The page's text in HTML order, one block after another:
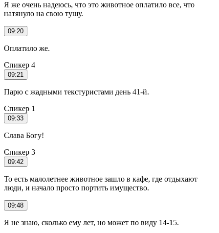
Я же очень надеюсь, что это животное оплатило все, что
натянуло на свою тушу.
09:20
Оплатило же.
Спикер 4
09:21
Парю с жадными текстуристами день 41-й.
Спикер 1
09:33
Слава Богу!
Спикер 3
09:42
То есть малолетнее животное зашло в кафе, где отдыхают
люди, и начало просто портить имущество.
09:48
Я не знаю, сколько ему лет, но может по виду 14-15.